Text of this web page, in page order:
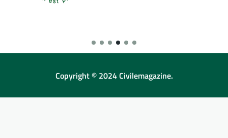
Copyright © 2024 Civilemagazine.